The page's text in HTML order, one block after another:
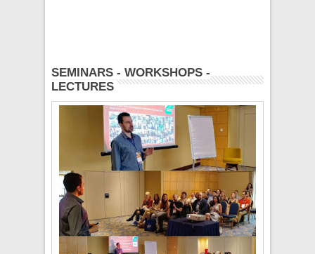
SEMINARS - WORKSHOPS -
LECTURES